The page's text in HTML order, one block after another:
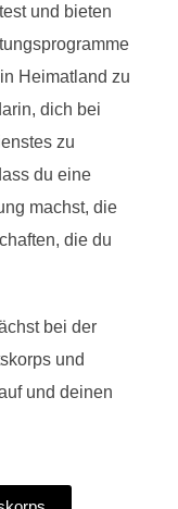
und bieten
Heimatland zu
dich bei
zu
du eine
machst, die
die du
bei der
und
und deinen